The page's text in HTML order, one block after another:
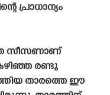
പ്രാധാന്യം
സീസണാണ്
രണ്ടു
താരത്തെ ഈ